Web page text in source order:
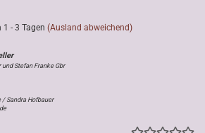
1 - 3 Tagen (Ausland abweichend)
und Stefan Franke Gbr
/ Sandra Hofbauer